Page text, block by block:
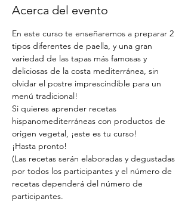
Acerca del evento
En este curso te enseñaremos a preparar 2
tipos diferentes de paella, y una gran
variedad de las tapas más famosas y
deliciosas de la costa mediterránea, sin
olvidar el postre imprescindible para un
menú tradicional!
Si quieres aprender recetas
hispanomediterráneas con productos de
origen vegetal, ¡este es tu curso!
¡Hasta pronto!
(Las recetas serán elaboradas y degustadas
por todos los participantes y el número de
recetas dependerá del número de
participantes.